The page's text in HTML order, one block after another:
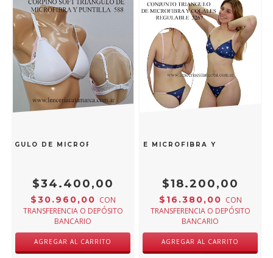
DE MICROFIBRA Y PUNTILLA BLANCO 588B
$34.400,00
$30.960,00 CON
TRANSFERENCIA O DEPÓSITO
BANCARIO
AGREGAR AL CARRITO
CONJUNTO TRIANGULO SOFT DE MICROFIBRA Y COLALESS
$18.200,00
$16.380,00 CON
TRANSFERENCIA O DEPÓSITO
BANCARIO
AGREGAR AL CARRITO